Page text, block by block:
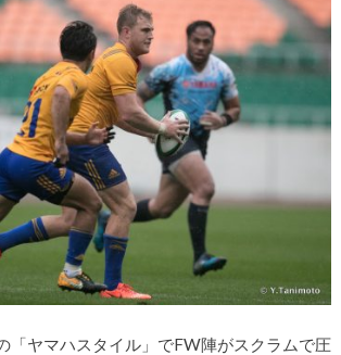
「ヤマハスタイル」でFW陣がスクラムで圧